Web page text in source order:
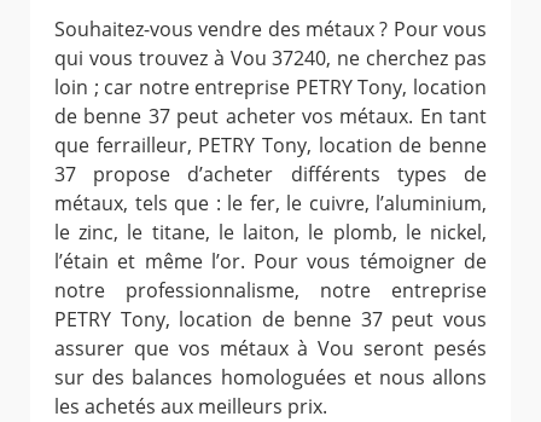
Souhaitez-vous vendre des métaux ? Pour vous
qui vous trouvez à Vou 37240, ne cherchez pas
loin ; car notre entreprise PETRY Tony, location
de benne 37 peut acheter vos métaux. En tant
que ferrailleur, PETRY Tony, location de benne
37 propose d’acheter différents types de
métaux, tels que : le fer, le cuivre, l’aluminium,
le zinc, le titane, le laiton, le plomb, le nickel,
l’étain et même l’or. Pour vous témoigner de
notre professionnalisme, notre entreprise
PETRY Tony, location de benne 37 peut vous
assurer que vos métaux à Vou seront pesés
sur des balances homologuées et nous allons
les achetés aux meilleurs prix.